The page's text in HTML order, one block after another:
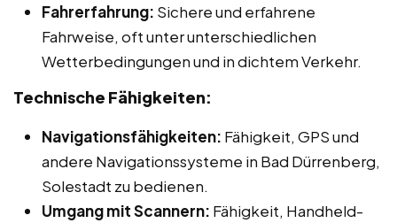
Fahrerfahrung: Sichere und erfahrene
Fahrweise, oft unter unterschiedlichen
Wetterbedingungen und in dichtem Verkehr.
Technische Fähigkeiten:
Navigationsfähigkeiten: Fähigkeit, GPS und
andere Navigationssysteme in Bad Dürrenberg,
Solestadt zu bedienen.
Umgang mit Scannern: Fähigkeit, Handheld-